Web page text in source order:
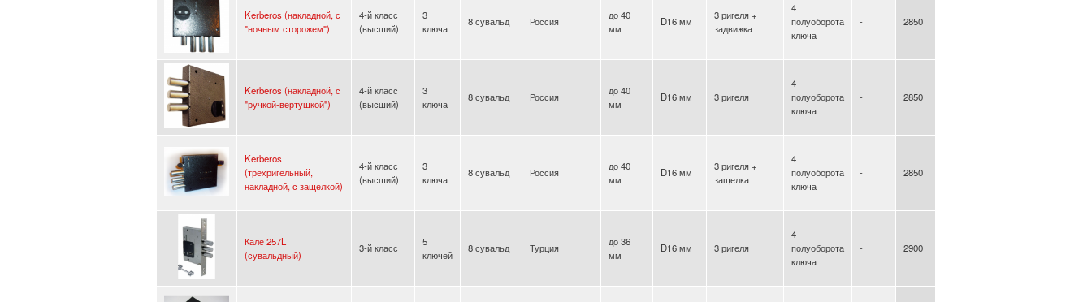
Kerberos (накладной, с
"ночным сторожем")
4-й класс
(высший)
3
ключа
8 сувальд Россия
до 40
мм
D16 мм
3 ригеля +
задвижка
4
полуоборота
ключа
- 2850
Kerberos (накладной, с
"ручкой-вертушкой")
4-й класс
(высший)
3
ключа
8 сувальд Россия
до 40
мм
D16 мм 3 ригеля
4
полуоборота
ключа
- 2850
Kerberos
(трехригельный,
накладной, с защелкой)
4-й класс
(высший)
3
ключа
8 сувальд Россия
до 40
мм
D16 мм
3 ригеля +
защелка
4
полуоборота
ключа
- 2850
Кале 257L
(сувальдный)
3-й класс
5
ключей
8 сувальд Турция
до 36
мм
D16 мм 3 ригеля
4
полуоборота
ключа
- 2900